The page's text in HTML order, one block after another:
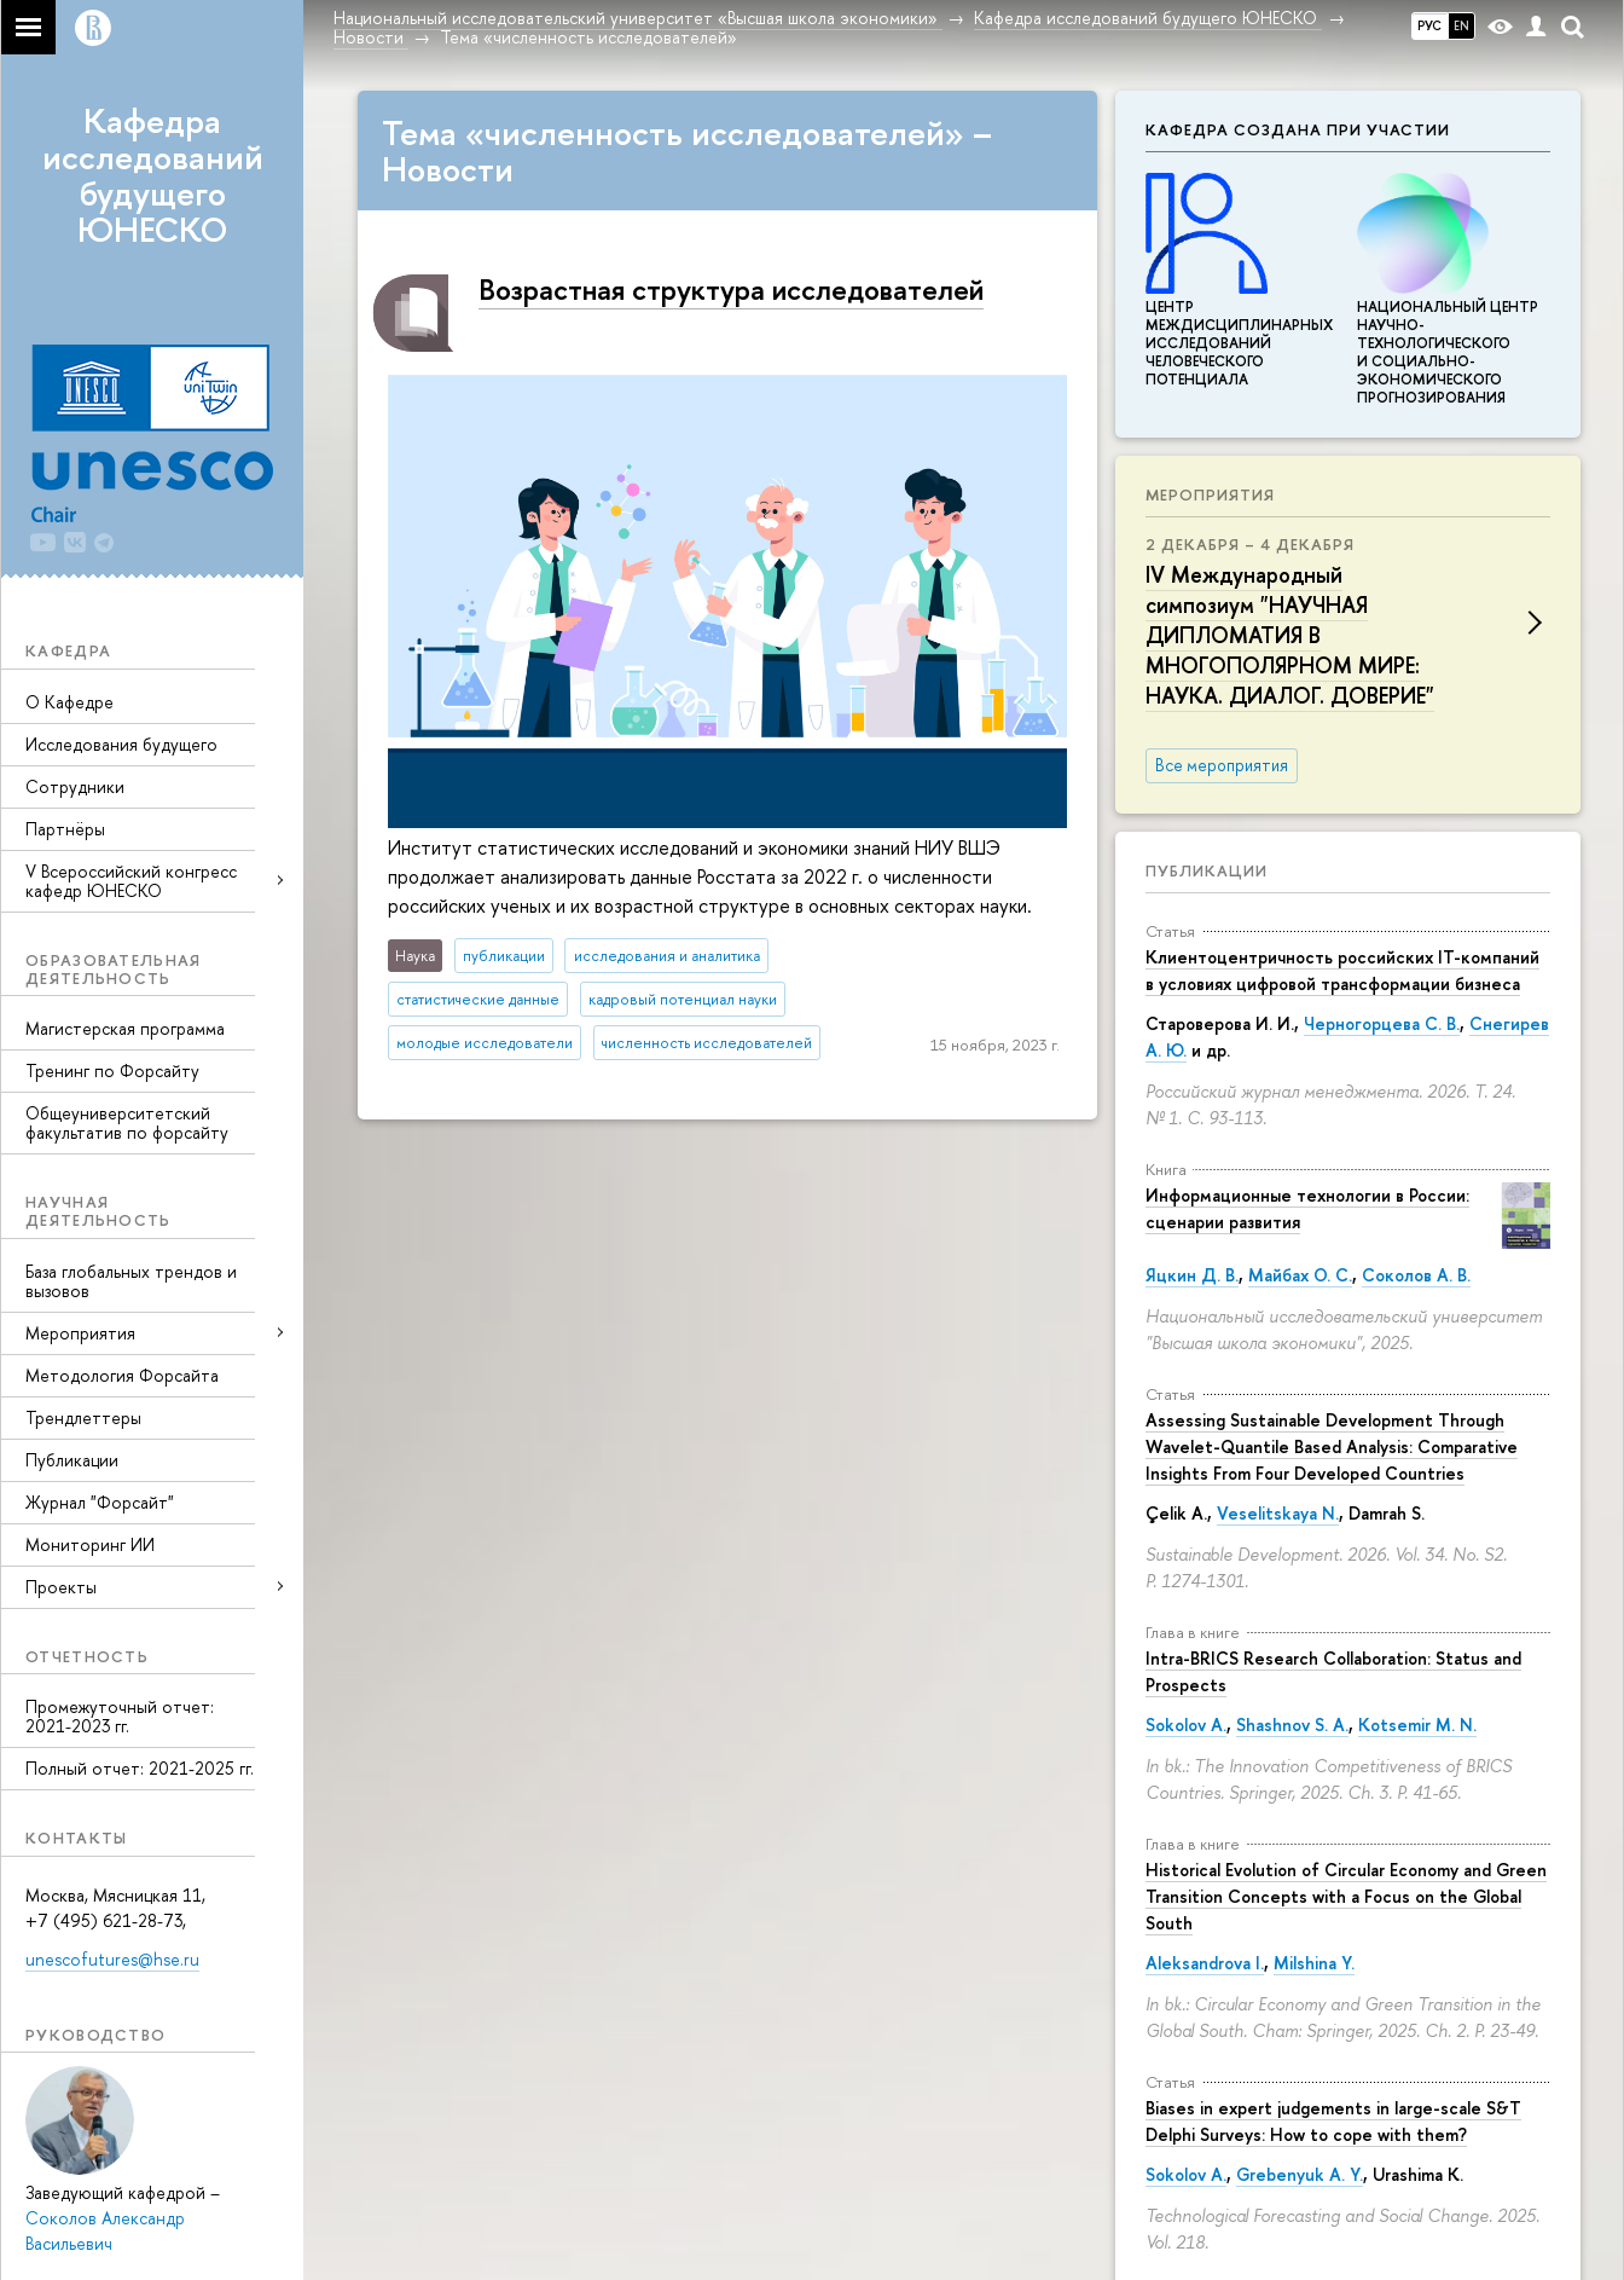
РУС EN
Национальный исследовательский университет «Высшая школа экономики»
Кафедра исследований будущего ЮНЕСКО
Новости
Тема «численность исследователей»
Кафедра
исследований
будущего
ЮНЕСКО
КАФЕДРА
О Кафедре
Исследования будущего
Сотрудники
Партнёры
V Всероссийский конгресс
кафедр ЮНЕСКО
ОБРАЗОВАТЕЛЬНАЯ
ДЕЯТЕЛЬНОСТЬ
Магистерская программа
Тренинг по Форсайту
Общеуниверситетский
факультатив по форсайту
НАУЧНАЯ
ДЕЯТЕЛЬНОСТЬ
База глобальных трендов и
вызовов
Мероприятия
Методология Форсайта
Трендлеттеры
Публикации
Журнал "Форсайт"
Мониторинг ИИ
Проекты
ОТЧЕТНОСТЬ
Промежуточный отчет:
2021-2023 гг.
Полный отчет: 2021-2025 гг.
КОНТАКТЫ
Москва, Мясницкая 11,
+7 (495) 621-28-73,
unescofutures@hse.ru
РУКОВОДСТВО
Заведующий кафедрой –
Соколов Александр
Васильевич
КАФЕДРА СОЗДАНА ПРИ УЧАСТИИ
ЦЕНТР
МЕЖДИСЦИПЛИНАР­НЫХ
ИССЛЕДОВАНИЙ
ЧЕЛОВЕЧЕСКОГО
ПОТЕНЦИАЛА
НАЦИОНАЛЬНЫЙ ЦЕНТР
НАУЧНО-
ТЕХНОЛОГИЧЕСКОГО
И СОЦИАЛЬНО-
ЭКОНОМИЧЕСКОГО
ПРОГНОЗИРОВАНИЯ
МЕРОПРИЯТИЯ
2 ДЕКАБРЯ – 4 ДЕКАБРЯ
IV Международный
симпозиум "НАУЧНАЯ
ДИПЛОМАТИЯ В
МНОГОПОЛЯРНОМ МИРЕ:
НАУКА. ДИАЛОГ. ДОВЕРИЕ"
Все мероприятия
ПУБЛИКАЦИИ
Статья
Клиентоцентричность российских IT-компаний
в условиях цифровой трансформации бизнеса
Староверова И. И., Черногорцева С. В., Снегирев
А. Ю. и др.
Российский журнал менеджмента. 2026. Т. 24.
№ 1. С. 93-113.
Книга
Информационные технологии в России:
сценарии развития
Яцкин Д. В., Майбах О. С., Соколов А. В.
Национальный исследовательский университет
"Высшая школа экономики", 2025.
Статья
Assessing Sustainable Development Through
Wavelet-Quantile Based Analysis: Comparative
Insights From Four Developed Countries
Çelik A., Veselitskaya N., Damrah S.
Sustainable Development. 2026. Vol. 34. No. S2.
P. 1274-1301.
Глава в книге
Intra-BRICS Research Collaboration: Status and
Prospects
Sokolov A., Shashnov S. A., Kotsemir M. N.
In bk.: The Innovation Competitiveness of BRICS
Countries. Springer, 2025. Ch. 3. P. 41-65.
Глава в книге
Historical Evolution of Circular Economy and Green
Transition Concepts with a Focus on the Global
South
Aleksandrova I., Milshina Y.
In bk.: Circular Economy and Green Transition in the
Global South. Cham: Springer, 2025. Ch. 2. P. 23-49.
Статья
Biases in expert judgements in large-scale S&T
Delphi Surveys: How to cope with them?
Sokolov A., Grebenyuk A. Y., Urashima K.
Technological Forecasting and Social Change. 2025.
Vol. 218.
Тема «численность исследователей» –
Новости
Возрастная структура исследователей
Институт статистических исследований и экономики знаний НИУ ВШЭ
продолжает анализировать данные Росстата за 2022 г. о численности
российских ученых и их возрастной структуре в основных секторах науки.
Наука публикации исследования и аналитика
статистические данные кадровый потенциал науки
молодые исследователи численность исследователей 15 ноября, 2023 г.